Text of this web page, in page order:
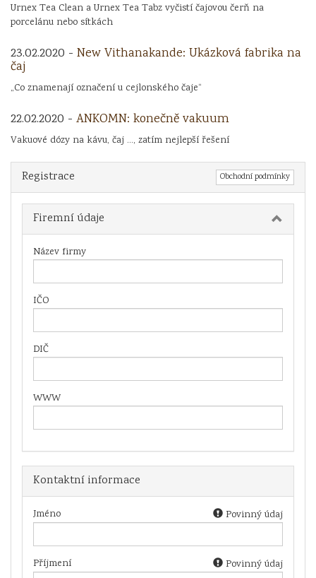
Urnex Tea Clean a Urnex Tea Tabz vyčistí čajovou čerň na
porcelánu nebo sítkách
23.02.2020 - New Vithanakande: Ukázková fabrika na
čaj
„Co znamenají označení u cejlonského čaje“
22.02.2020 - ANKOMN: konečně vakuum
Vakuové dózy na kávu, čaj ..., zatím nejlepší řešení
Registrace Obchodní podmínky
Firemní údaje
Název firmy
IČO
DIČ
WWW
Kontaktní informace
Jméno Povinný údaj
Příjmení Povinný údaj